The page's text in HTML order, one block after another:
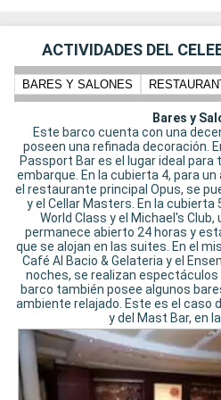
ACTIVIDADES DEL
BARES Y SALONES
Bares y
Este barco cuenta con una
poseen una refinada decoración.
Passport Bar es el lugar ideal para
embarque. En la cubierta 4, para
el restaurante principal Opus, se
y el Cellar Masters. En la
World Class y el Michael's
permanece abierto 24 horas y
que se alojan en las suites. En el
Café Al Bacio & Gelateria y el
noches, se realizan
barco también posee algunos
ambiente relajado. Este es el caso
y del Mast Bar, en